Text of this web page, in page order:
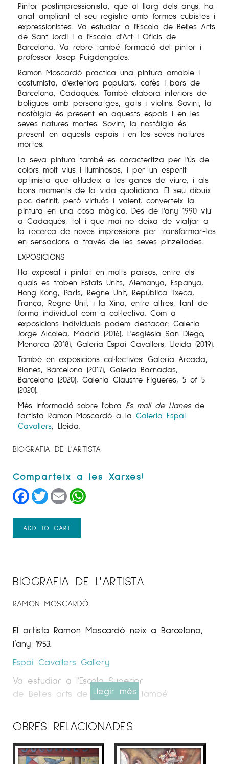
Pintor postimpressionista, que al llarg dels anys, ha
anat ampliant el seu registre amb formes cubistes i
expressionistes. Va estudiar a l'Escola de Belles Arts
de Sant Jordi i a l'Escola d'Art i Oficis de
Barcelona. Va rebre també formació del pintor i
professor Josep Puigdengoles.
Ramon Moscardó practica una pintura amable i
costumista, d'exteriors populars, cafès i bars de
Barcelona, Cadaqués. També elabora interiors de
botigues amb personatges, gats i violins. Sovint, la
nostàlgia és present en aquests espais i en les
seves natures mortes. Sovint, la nostàlgia és
present en aquests espais i en les seves natures
mortes.
La seva pintura també es caracteritza per l'ús de
colors molt vius i lluminosos, i per un esperit
optimista que al·ludeix a les ganes de viure, i als
bons moments de la vida quotidiana. El seu dibuix
poc definit, però virtuós i valent, converteix la
pintura en una cosa màgica. Des de l'any 1990 viu
a Cadaqués, tot i que mai no deixa de viatjar a
la recerca de noves impressions per transformar-les
en sensacions a través de les seves pinzellades.
EXPOSICIONS
Ha exposat i pintat en molts països, entre els
quals es troben Estats Units, Alemanya, Espanya,
Hong Kong, París, Regne Unit, República Txeca,
França, Regne Unit, i la Xina, entre altres, tant de
forma individual com a col·lectiva. Com a
exposicions individuals podem destacar: Galeria
Jorge Alcolea, Madrid (2016), L'església San Diego,
Menorca (2018), Galeria Espai Cavallers, Lleida (2019).
També en exposicions col·lectives: Galeria Arcada,
Blanes, Barcelona (2017), Galeria Barnadas,
Barcelona (2020), Galeria Claustre Figueres, 5 of 5
(2020).
Més informació sobre l'obra Es moll de Llanesde
l'artista Ramon Moscardó a la Galeria Espai
Cavallers, Lleida.
BIOGRAFIA DE L'ARTISTA
Facebook
TwitterEmail
ADD TO CART
BIOGRAFIA DE L'ARTISTA
RAMON MOSCARDÓ
El artista Ramon Moscardó neix a Barcelona,
l’any 1953.
Espai Cavallers Gallery
Va estudiar a l’Escola Superior
de Belles arts de Sant Jordi. També
Barcelona.
ha anat ampliant el seu registre amb formes
Llegir més
OBRES RELACIONADES